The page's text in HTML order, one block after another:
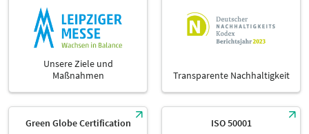
Unsere Ziele und
Maßnahmen
Transparente Nachhaltigkeit
Green Globe Certification ISO 50001